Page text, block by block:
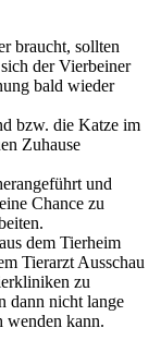
braucht, sollten
der Vierbeiner
bald wieder
bzw. die Katze im
Zuhause
und
Chance zu
dem Tierheim
Tierarzt Ausschau
zu
dann nicht lange
wenden kann.